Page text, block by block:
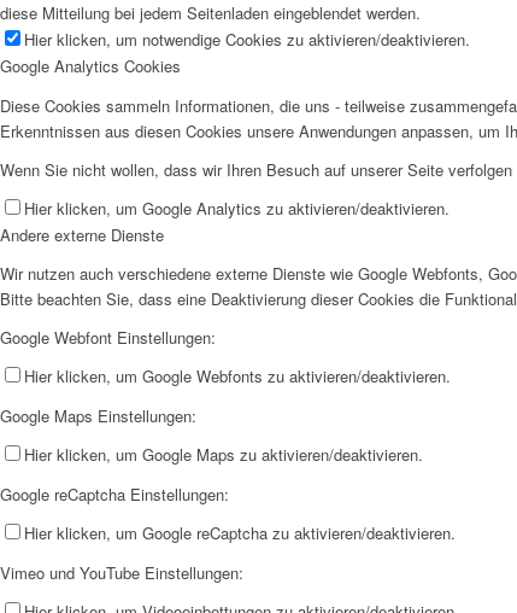
diese Mitteilung bei jedem Seitenladen eingeblendet werden.
Hier klicken, um notwendige Cookies zu aktivieren/deaktivieren.
Google Analytics Cookies
Diese Cookies sammeln Informationen, die uns - teilweise
Erkenntnissen aus diesen Cookies unsere Anwendungen anpassen, um
Wenn Sie nicht wollen, dass wir Ihren Besuch auf unserer Seite
Hier klicken, um Google Analytics zu aktivieren/deaktivieren.
Andere externe Dienste
Wir nutzen auch verschiedene externe Dienste wie Google Webfonts,
Bitte beachten Sie, dass eine Deaktivierung dieser Cookies die
Google Webfont Einstellungen:
Hier klicken, um Google Webfonts zu aktivieren/deaktivieren.
Google Maps Einstellungen:
Hier klicken, um Google Maps zu aktivieren/deaktivieren.
Google reCaptcha Einstellungen:
Hier klicken, um Google reCaptcha zu aktivieren/deaktivieren.
Vimeo und YouTube Einstellungen: